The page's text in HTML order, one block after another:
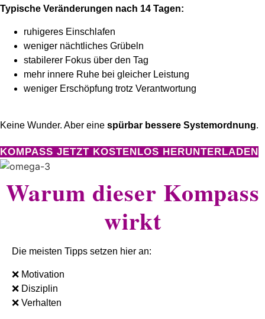
Typische Veränderungen nach 14 Tagen:
ruhigeres Einschlafen
weniger nächtliches Grübeln
stabilerer Fokus über den Tag
mehr innere Ruhe bei gleicher Leistung
weniger Erschöpfung trotz Verantwortung
Keine Wunder. Aber eine spürbar bessere Systemordnung.
KOMPASS JETZT KOSTENLOS HERUNTERLADEN
Warum dieser Kompass
wirkt
Die meisten Tipps setzen hier an:
❌ Motivation
❌ Disziplin
❌ Verhalten